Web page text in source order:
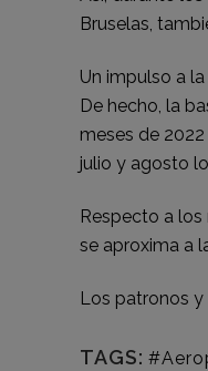
Bruselas,
Un impulso a
De hecho, la
meses de
julio y agosto
Respecto a
se aproxima a
Los patronos y
TAGS: